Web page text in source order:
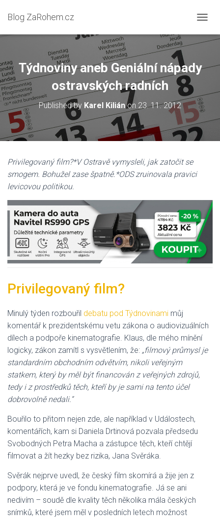
Blog ZaRohem.cz
Ř
E
N
A
G
Týdnoviny aneb Geniální nápady
ostravských radních
Published by Karel Kiliánon 23. 11. 2012
Privilegovaný film?*V Ostravě vymysleli, jak zatočit se
smogem. Bohužel zase špatně.*ODS zruinovala pravici
levicovou politikou.
Privilegovaný film?
Minulý týden rozbouřil debatu pod Týdnovinami můj
komentář k prezidentskému vetu zákona o audiovizuálních
dílech a podpoře kinematografie. Klaus, dle mého mínění
logicky, zákon zamítl s vysvětlením, že: „filmový průmysl je
standardním obchodním odvětvím, nikoli veřejným
statkem, který by měl být financován z veřejných zdrojů,
tedy i z prostředků těch, kteří by je sami na tento účel
dobrovolně nedali.“
Bouřilo to přitom nejen zde, ale například v Událostech,
komentářích, kam si Daniela Drtinová pozvala předsedu
Svobodných Petra Macha a zástupce těch, kteří chtějí
filmovat a žít hezky bez rizika, Jana Svěráka.
Svěrák nejprve uvedl, že český film skomírá a žije jen z
podpory, která je ve fondu kinematografie. Já se ani
nedivím – soudě dle kvality těch několika mála českých
snímků, které jsem měl v posledních letech možnost